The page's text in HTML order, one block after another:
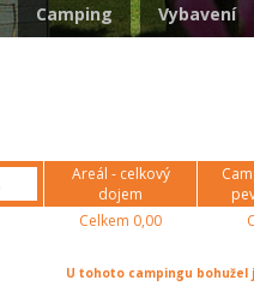
Camping Vybavení
Areál - celkový
dojem
Celkem 0,00
U tohoto campingu